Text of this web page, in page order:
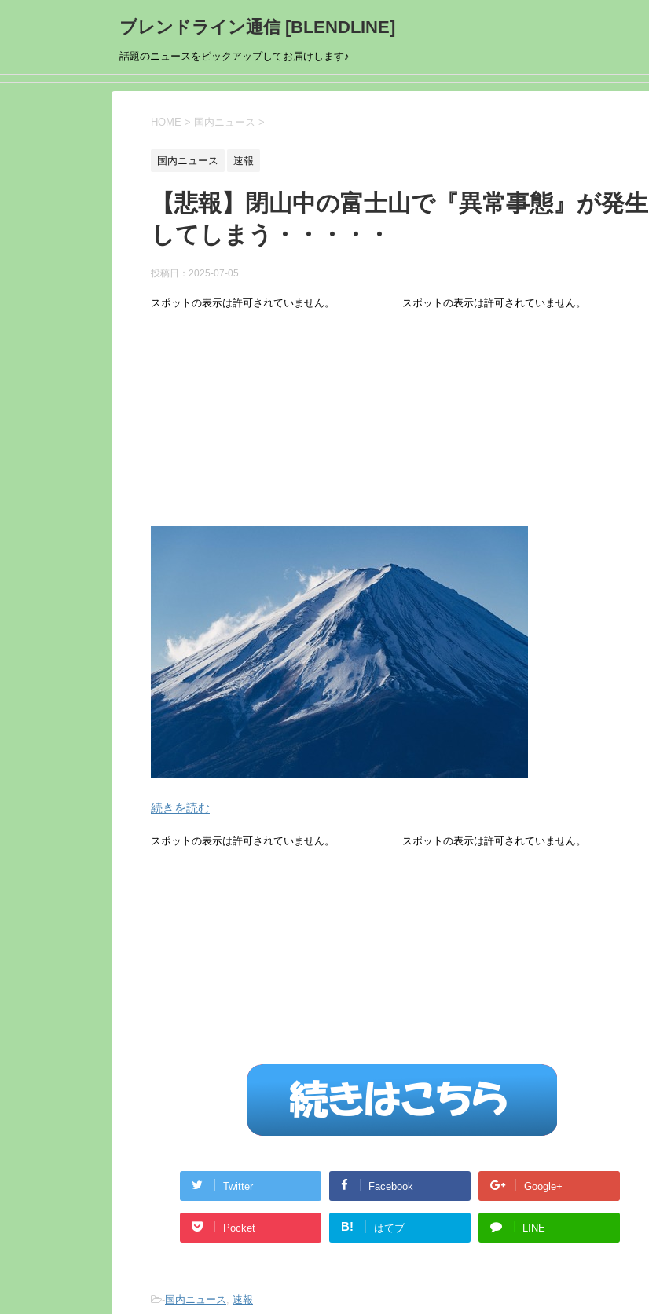
ブレンドライン通信 [BLENDLINE]
話題のニュースをピックアップしてお届けします♪
HOME > 国内ニュース >
国内ニュース 速報
【悲報】閉山中の富士山で『異常事態』が発生
してしまう・・・・・
投稿日： 2025-07-05
続きを読む
Twitter Facebook Google+
Pocket B! はてブ LINE
-国内ニュース, 速報